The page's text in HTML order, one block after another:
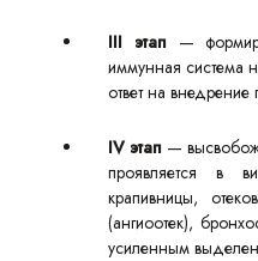
III этап—
иммунная система
ответ на внедрение
IV этап —
проявляется в
крапивницы,
(ангиоотек),
усиленным